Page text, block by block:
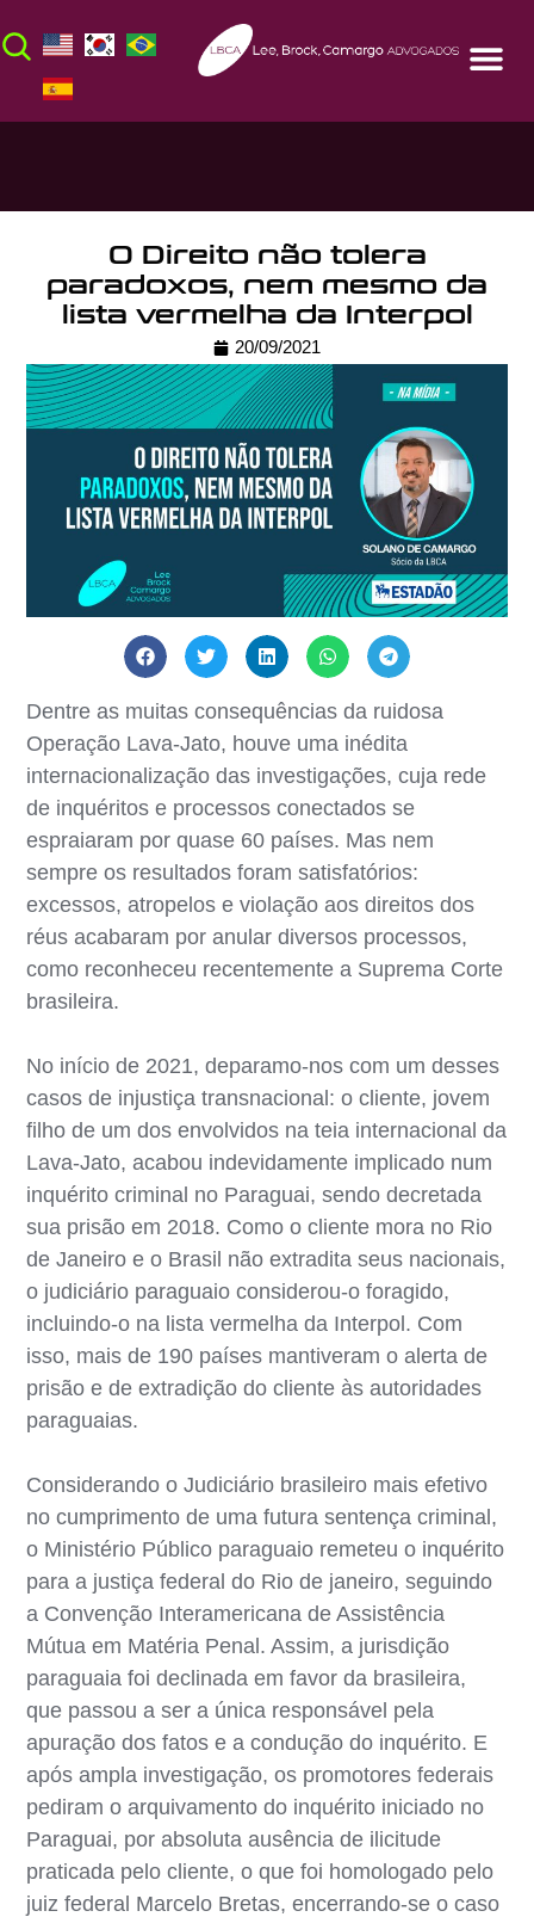
O Direito não tolera
paradoxos, nem mesmo da
lista vermelha da Interpol
20/09/2021
Dentre as muitas consequências da ruidosa
Operação Lava-Jato, houve uma inédita
internacionalização das investigações, cuja rede
de inquéritos e processos conectados se
espraiaram por quase 60 países. Mas nem
sempre os resultados foram satisfatórios:
excessos, atropelos e violação aos direitos dos
réus acabaram por anular diversos processos,
como reconheceu recentemente a Suprema Corte
brasileira.
No início de 2021, deparamo-nos com um desses
casos de injustiça transnacional: o cliente, jovem
filho de um dos envolvidos na teia internacional da
Lava-Jato, acabou indevidamente implicado num
inquérito criminal no Paraguai, sendo decretada
sua prisão em 2018. Como o cliente mora no Rio
de Janeiro e o Brasil não extradita seus nacionais,
o judiciário paraguaio considerou-o foragido,
incluindo-o na lista vermelha da Interpol. Com
isso, mais de 190 países mantiveram o alerta de
prisão e de extradição do cliente às autoridades
paraguaias.
Considerando o Judiciário brasileiro mais efetivo
no cumprimento de uma futura sentença criminal,
o Ministério Público paraguaio remeteu o inquérito
para a justiça federal do Rio de janeiro, seguindo
a Convenção Interamericana de Assistência
Mútua em Matéria Penal. Assim, a jurisdição
paraguaia foi declinada em favor da brasileira,
que passou a ser a única responsável pela
apuração dos fatos e a condução do inquérito. E
após ampla investigação, os promotores federais
pediram o arquivamento do inquérito iniciado no
Paraguai, por absoluta ausência de ilicitude
praticada pelo cliente, o que foi homologado pelo
juiz federal Marcelo Bretas, encerrando-se o caso